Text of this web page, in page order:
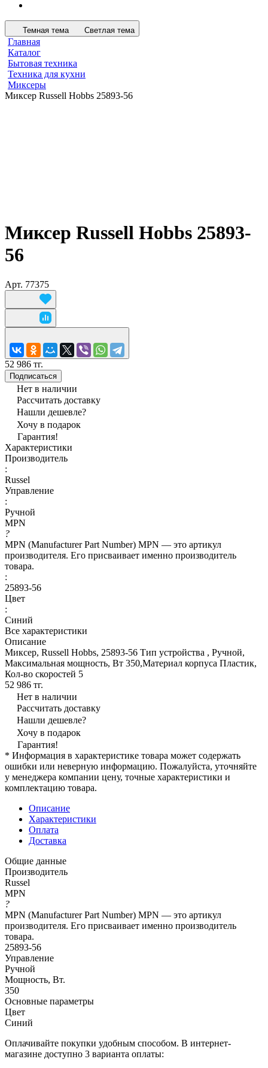
Темная тема Светлая тема
Главная
Каталог
Бытовая техника
Техника для кухни
Миксеры
Миксер Russell Hobbs 25893-56
Миксер Russell Hobbs 25893-
56
Арт. 77375
52 986 тг.
Подписаться
Нет в наличии
Рассчитать доставку
Нашли дешевле?
Хочу в подарок
Гарантия!
Характеристики
Производитель
:
Russel
Управление
:
Ручной
MPN
?
MPN (Manufacturer Part Number) MPN — это артикул
производителя. Его присваивает именно производитель
товара.
:
25893-56
Цвет
:
Синий
Все характеристики
Описание
Миксер, Russell Hobbs, 25893-56 Тип устройства , Ручной,
Максимальная мощность, Вт 350,Материал корпуса Пластик,
Кол-во скоростей 5
52 986 тг.
Нет в наличии
Рассчитать доставку
Нашли дешевле?
Хочу в подарок
Гарантия!
* Информация в характеристике товара может содержать
ошибки или неверную информацию. Пожалуйста, уточняйте
у менеджера компании цену, точные характеристики и
комплектацию товара.
Описание
Характеристики
Оплата
Доставка
Общие данные
Производитель
Russel
MPN
?
MPN (Manufacturer Part Number) MPN — это артикул
производителя. Его присваивает именно производитель
товара.
25893-56
Управление
Ручной
Мощность, Вт.
350
Основные параметры
Цвет
Синий
Оплачивайте покупки удобным способом. В интернет-
магазине доступно 3 варианта оплаты: